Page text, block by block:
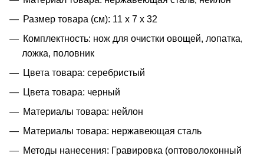
Размер товара (см): 11 х 7 х 32
Комплектность: нож для очистки овощей, лопатка,
ложка, половник
Цвета товара: серебристый
Цвета товара: черный
Материалы товара: нейлон
Материалы товара: нержавеющая cталь
Методы нанесения: Гравировка (оптоволоконный